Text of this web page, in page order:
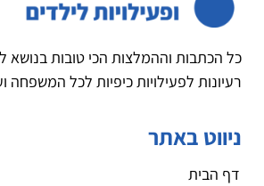
כל הכתבות וההמלצות הכי טובות בנושא
רעיונות לפעילויות כיפיות לכל המשפחה
ניווט באתר
דף הבית